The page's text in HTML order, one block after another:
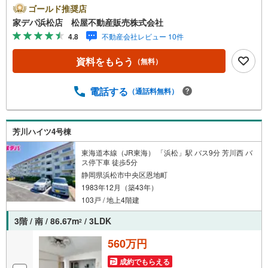
可能です■全居室に収納あり■2部屋から出入りできるバル
コニー■生活利便施設が徒歩圏内に充実●松屋不動産販売株
式会社 家デパのつよみ●・浜松市中央区に特化し浜名区ま
で幅広い物件を取り扱っています！浜松市の物件ならおま
かせください。新築戸建、中古戸建、中古マンション、土
地をお客様のご希望に合わせてご提案いたします！・中古
0％という多くの方々がリフォームを行っています。新築購
ます。・キッズスペース用意しております。ぜひご家族そ
ろってご来場ください。・営業時間 午前9時00分～午後6時
30分 （定休日:水曜日）この時間帯はお電話でのお問い合
わせがスムーズにご案内できます。右下の電話ボタンをタ
ッチ！もしくはお気軽にお電話ください。
ゴールド推奨店
家デパ浜松店 松屋不動産販売株式会社
4.8 不動産会社レビュー 10件
資料をもらう （無料）
電話する （通話料無料）
芳川ハイツ4号棟
東海道本線（JR東海） 「浜松」駅 バス9分 芳川西 バ
ス停下車 徒歩5分
静岡県浜松市中央区恩地町
1983年12月（築43年）
103戸 / 地上4階建
3階 / 南 / 86.67m2 / 3LDK
560万円
成約でもらえる